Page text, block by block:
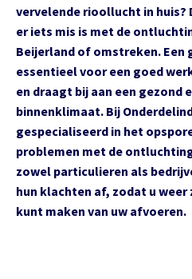
vervelende rioollucht in huis?
er iets mis is met de
Beijerland of omstreken. Een
essentieel voor een goed
en draagt bij aan een gezond
binnenklimaat. Bij
gespecialiseerd in het
problemen met de
zowel particulieren als
hun klachten af, zodat u
kunt maken van uw afvoeren.